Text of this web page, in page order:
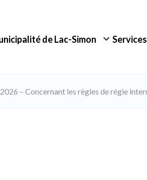
de Lac-Simon Services
– Concernant les règles de régie